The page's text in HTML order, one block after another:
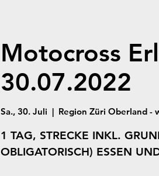
Motocross
30.07.2022
Sa., 30. Juli
  |
Region Züri Oberland -
1 TAG, STRECKE INKL.